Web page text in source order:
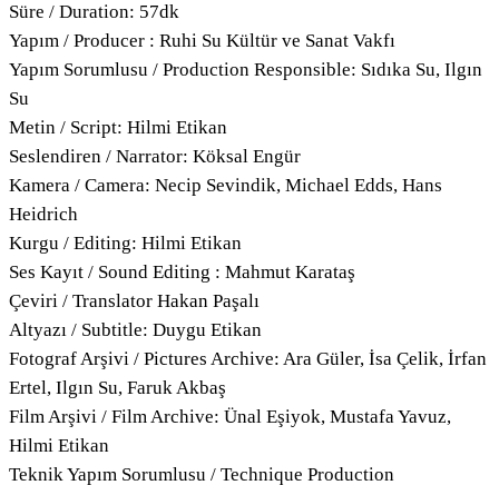
Süre / Duration: 57dk
Yapım / Producer : Ruhi Su Kültür ve Sanat Vakfı
Yapım Sorumlusu / Production Responsible: Sıdıka Su, Ilgın
Su
Metin / Script: Hilmi Etikan
Seslendiren / Narrator: Köksal Engür
Kamera / Camera: Necip Sevindik, Michael Edds, Hans
Heidrich
Kurgu / Editing: Hilmi Etikan
Ses Kayıt / Sound Editing : Mahmut Karataş
Çeviri / Translator Hakan Paşalı
Altyazı / Subtitle: Duygu Etikan
Fotograf Arşivi / Pictures Archive: Ara Güler, İsa Çelik, İrfan
Ertel, Ilgın Su, Faruk Akbaş
Film Arşivi / Film Archive: Ünal Eşiyok, Mustafa Yavuz,
Hilmi Etikan
Teknik Yapım Sorumlusu / Technique Production